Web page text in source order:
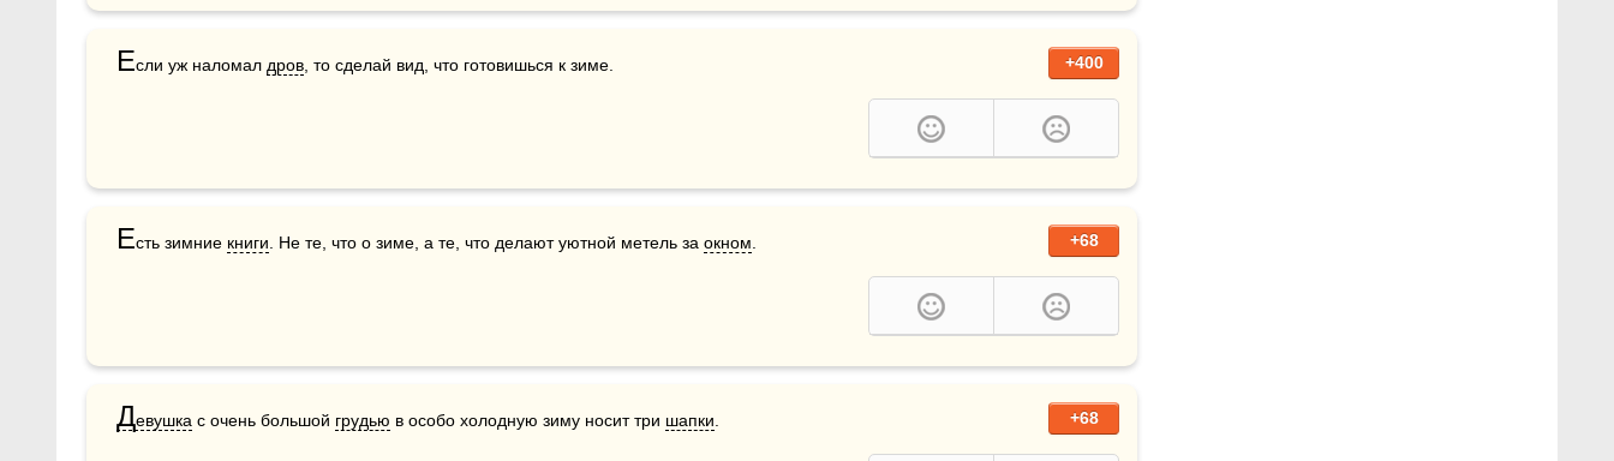
+400
Если уж наломал дров , то сделай вид, что готовишься к зиме.
+68
Есть зимние книги . Не те, что о зиме, а те, что делают уютной метель за окном
+68
Девушка с очень большой грудью в особо холодную зиму носит три шапки